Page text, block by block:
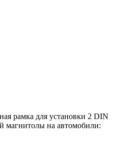
рамка для установки 2 DIN
магнитолы на автомобили: